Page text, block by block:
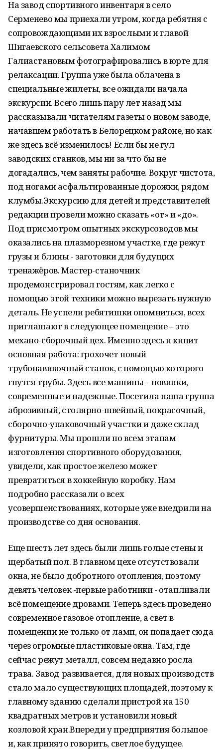
На завод спортивного инвентаря в село
Серменево мы приехали утром, когда ребятня с
сопровождающими их взрослыми и главой
Шигаевского сельсовета Халимом
Галиастановым фотографировались в юрте для
релаксации. Группа уже была облачена в
специальные жилеты, все ожидали начала
экскурсии. Всего лишь пару лет назад мы
рассказывали читателям газеты о новом заводе,
начавшем работать в Белорецком районе, но как
же здесь всё изменилось! Если бы не гул
заводских станков, мы ни за что бы не
догадались, чем заняты рабочие. Вокруг чистота,
под ногами асфальтированные дорожки, рядом
клумбы.Экскурсию для детей и представителей
редакции провели можно сказать «от» и «до».
Под присмотром опытных экскурсоводов мы
оказались на плазморезном участке, где режут
грузы и блины - заготовки для будущих
тренажёров. Мастер-станочник
продемонстрировал гостям, как легко с
помощью этой техники можно вырезать нужную
деталь. Не успели ребятишки опомниться, всех
приглашают в следующее помещение – это
механо-сборочный цех. Именно здесь и кипит
основная работа: грохочет новый
трубонавивочный станок, с помощью которого
гнутся трубы. Здесь все машины – новинки,
современные и надежные. Посетила наша группа
аброзивный, столярно-швейный, покрасочный,
сборочно-упаковочный участки и даже склад
фурнитуры. Мы прошли по всем этапам
изготовления спортивного оборудования,
увидели, как простое железо может
превратиться в хоккейную коробку. Нам
подробно рассказали о всех
усовершенствованиях, которые уже внедрили на
производстве со дня основания.
Еще шесть лет здесь были лишь голые стены и
щербатый пол. В главном цехе отсутствовали
окна, не было добротного отопления, поэтому
девять человек -первые работники - отапливали
всё помещение дровами. Теперь здесь проведено
современное газовое отопление, а свет в
помещении не только от ламп, он попадает сюда
через огромные пластиковые окна. Там, где
сейчас режут металл, совсем недавно росла
трава. Завод развивается, для новых производств
стало мало существующих площадей, поэтому к
главному зданию сделали пристрой на 150
квадратных метров и установили новый
козловой кран.Впереди у предприятия большое
и, как принято говорить, светлое будущее.